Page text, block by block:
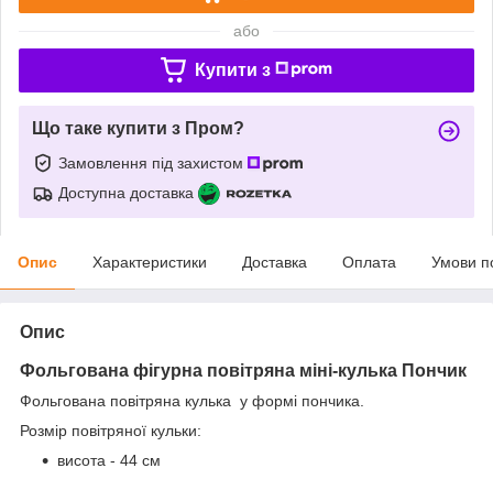
або
Купити з
Що таке купити з Пром?
Замовлення під захистом
Доступна доставка
Опис Характеристики Доставка Оплата Умови
Опис
Фольгована фігурна повітряна міні-кулька Пончик
Фольгована повітряна кулька у формі пончика.
Розмір повітряної кульки:
висота - 44 см